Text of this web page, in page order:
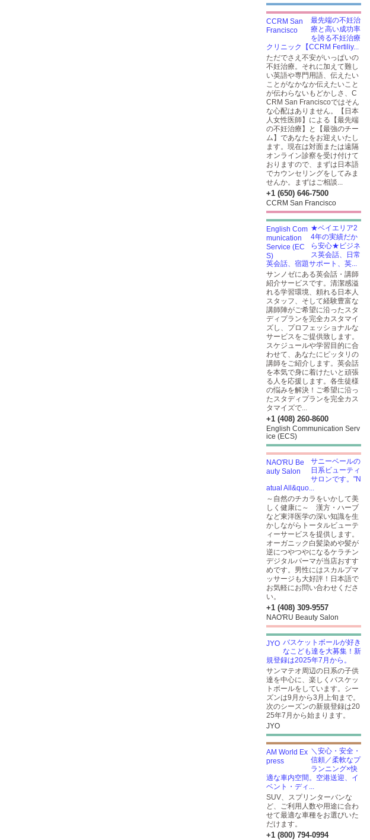
最先端の不妊治
療と高い成功率
を誇る不妊治療
クリニック【CCRM Fertiliy...
ただでさえ不安がいっぱいの
不妊治療。それに加えて難し
い英語や専門用語、伝えたい
ことがなかなか伝えたいこと
が伝わらないもどかしさ、C
CRM San Franciscoではそん
な心配はありません。【日本
人女性医師】による【最先端
の不妊治療】と【最強のチー
ム】であなたをお迎えいたし
ます。現在は対面または遠隔
オンライン診察を受け付けて
おりますので、まずは日本語
でカウンセリングをしてみま
せんか。まずはご相談...
+1 (650) 646-7500
CCRM San Francisco
★ベイエリア2
4年の実績だか
ら安心★ビジネ
ス英会話、日常
英会話、宿題サポート、英...
サンノゼにある英会話・講師
紹介サービスです。清潔感溢
れる学習環境、頼れる日本人
スタッフ、そして経験豊富な
講師陣がご希望に沿ったスタ
ディプランを完全カスタマイ
ズし、プロフェッショナルな
サービスをご提供致します。
スケジュールや学習目的に合
わせて、あなたにピッタリの
講師をご紹介します。英会話
を本気で身に着けたいと頑張
る人を応援します。各生徒様
の悩みを解決！ご希望に沿っ
たスタディプランを完全カス
タマイズで...
+1 (408) 260-8600
English Communication Serv
ice (ECS)
サニーベールの
日系ビューティ
サロンです。"N
atual All&quo...
～自然のチカラをいかして美
しく健康に～ 漢方・ハーブ
など東洋医学の深い知識を生
かしながらトータルビューテ
ィーサービスを提供します。
オーガニック白髪染めや髪が
逆につやつやになるケラチン
デジタルパーマが当店おすす
めです。男性にはスカルプマ
ッサージも大好評！日本語で
お気軽にお問い合わせくださ
い。
+1 (408) 309-9557
NAO'RU Beauty Salon
バスケットボールが好き
なこども達を大募集！新
規登録は2025年7月から。
サンマテオ周辺の日系の子供
達を中心に、楽しくバスケッ
トボールをしています。シー
ズンは9月から3月上旬まで。
次のシーズンの新規登録は20
25年7月から始まります。
JYO
＼安心・安全・
信頼／柔軟なプ
ランニング×快
適な車内空間。空港送迎、イ
ベント・ディ...
SUV、スプリンターバンな
ど、ご利用人数や用途に合わ
せて最適な車種をお選びいた
だけます。
+1 (800) 794-0994